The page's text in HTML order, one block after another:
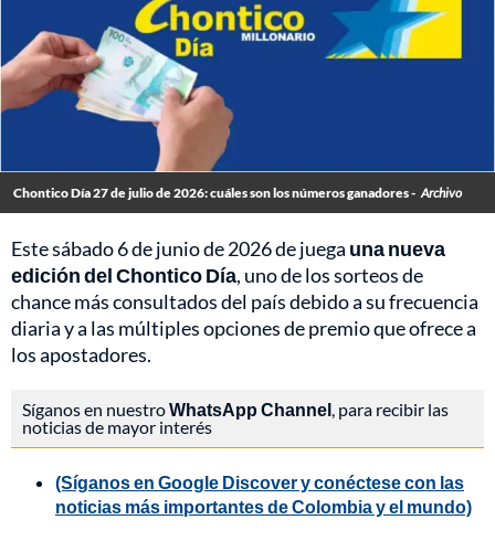
Chontico Día 27 de julio de 2026: cuáles son los números ganadores - Archivo
Este sábado 6 de junio de 2026 de juega una nueva
edición del Chontico Día, uno de los sorteos de
chance más consultados del país debido a su frecuencia
diaria y a las múltiples opciones de premio que ofrece a
los apostadores.
Síganos en nuestroWhatsApp Channel, para recibir las
noticias de mayor interés
(Síganos en Google Discover y conéctese con las
noticias más importantes de Colombia y el mundo)